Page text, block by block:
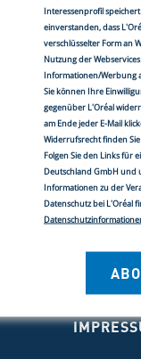
Apotheke
51,
Apotheke
Stern Kai 7/Haus
8, AALEN,
1 von
Interessenprofil
einverstanden, dass
verschlüsselter Form an
Nutzung der
Informationen/Werbung
Sie können Ihre
gegenüber L'Oréal
am Ende jeder E-Mail
Widerrufsrecht finden Sie
Folgen Sie den Links für
Deutschland GmbH und
Informationen zu der
Datenschutz bei L'Oréal